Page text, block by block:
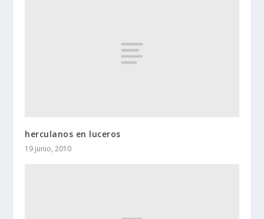
herculanos en luceros
19 junio, 2010